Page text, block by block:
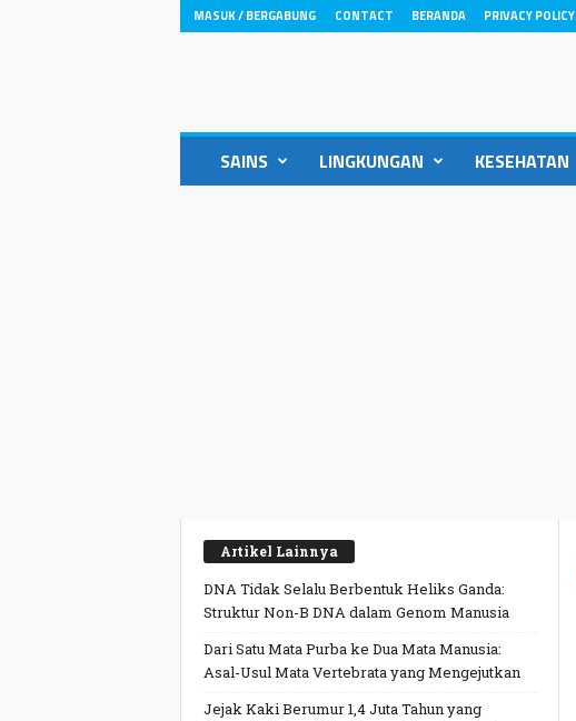
MASUK / BERGABUNG CONTACT BERANDA PRIVACY POLICY
SAINS LINGKUNGAN KESEHATAN
Artikel Lainnya
DNA Tidak Selalu Berbentuk Heliks Ganda:
Struktur Non-B DNA dalam Genom Manusia
Dari Satu Mata Purba ke Dua Mata Manusia:
Asal-Usul Mata Vertebrata yang Mengejutkan
Jejak Kaki Berumur 1,4 Juta Tahun yang